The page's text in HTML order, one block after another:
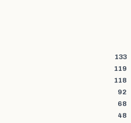
133
119
118
92
68
48